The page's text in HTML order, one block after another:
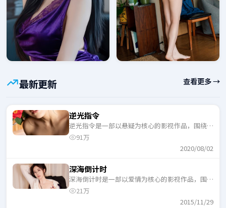
最新更新 查看更多 →
逆光指令
逆光指令是一部以悬疑为核心的影视作品，围绕危
机、反转与人物成长展开，整体节奏紧凑，适合一
91万
2020/08/02
深海倒计时
深海倒计时是一部以爱情为核心的影视作品，围绕
危机、反转与人物成长展开，整体节奏紧凑，适合
21万
2015/11/29